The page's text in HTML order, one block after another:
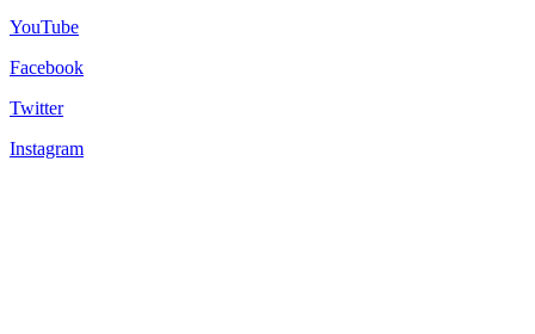
YouTube
Facebook
Twitter
Instagram